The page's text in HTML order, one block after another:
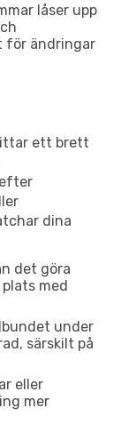
låser upp
för ändringar
ett brett
dina
det göra
med
under
särskilt på
eller
mer